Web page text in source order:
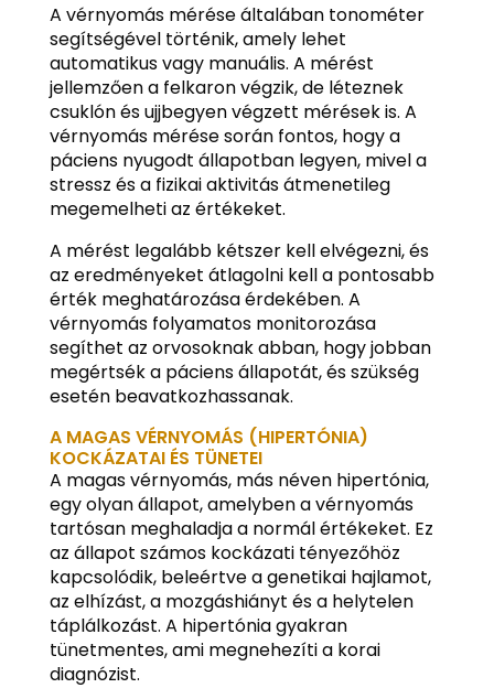
A vérnyomás mérése általában tonométer
segítségével történik, amely lehet
automatikus vagy manuális. A mérést
jellemzően a felkaron végzik, de léteznek
csuklón és ujjbegyen végzett mérések is. A
vérnyomás mérése során fontos, hogy a
páciens nyugodt állapotban legyen, mivel a
stressz és a fizikai aktivitás átmenetileg
megemelheti az értékeket.
A mérést legalább kétszer kell elvégezni, és
az eredményeket átlagolni kell a pontosabb
érték meghatározása érdekében. A
vérnyomás folyamatos monitorozása
segíthet az orvosoknak abban, hogy jobban
megértsék a páciens állapotát, és szükség
esetén beavatkozhassanak.
A MAGAS VÉRNYOMÁS (HIPERTÓNIA)
KOCKÁZATAI ÉS TÜNETEI
A magas vérnyomás, más néven hipertónia,
egy olyan állapot, amelyben a vérnyomás
tartósan meghaladja a normál értékeket. Ez
az állapot számos kockázati tényezőhöz
kapcsolódik, beleértve a genetikai hajlamot,
az elhízást, a mozgáshiányt és a helytelen
táplálkozást. A hipertónia gyakran
tünetmentes, ami megnehezíti a korai
diagnózist.